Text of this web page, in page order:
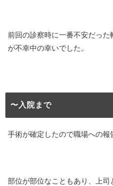
前回の診察時に一番不安だっ
が不幸中の幸いでした。
〜入院まで
手術が確定したので職場への報
部位が部位なこともあり、上